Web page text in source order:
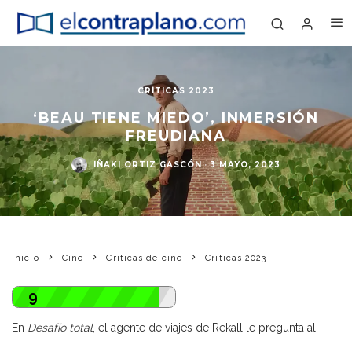
CRÍTICAS 2023
‘BEAU TIENE MIEDO’, INMERSIÓN
FREUDIANA
IÑAKI ORTIZ GASCÓN · 3 MAYO, 2023
Inicio Cine Críticas de cine Críticas 2023
9
En Desafío total, el agente de viajes de Rekall le pregunta al